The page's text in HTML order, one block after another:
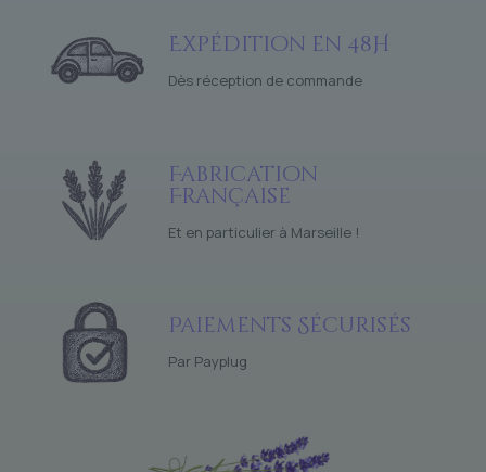
Expédition en 48H
Dès réception de commande
Fabrication
Française
Et en particulier à Marseille !
Paiements Sécurisés
Par Payplug